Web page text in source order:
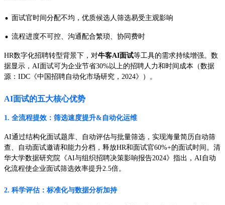
· 面试官时间分配不均，优质候选人筛选易受主观影响
· 流程进度不可控、沟通配合繁琐、协同费时
HR数字化招聘转型背景下，对牛客AI面试等工具的需求持续增强。数
据显示，AI面试可为企业节省30%以上的招聘人力和时间成本（数据
源：IDC《中国招聘自动化市场研究，2024》）。
AI面试的五大核心优势
1. 全流程提效：筛选速度提升&自动化运维
AI通过结构化面试题库、自动评估与批量筛选，实现海量简历自动筛
查、自动面试邀请和能力分档，释放HR和面试官60%+的面试时间。清
华大学数据研究院《AI与组织招聘决策影响报告2024》指出，AI自动
化流程使企业面试筛选效率提升2.5倍。
2. 科学评估：标准化与数据分析加持